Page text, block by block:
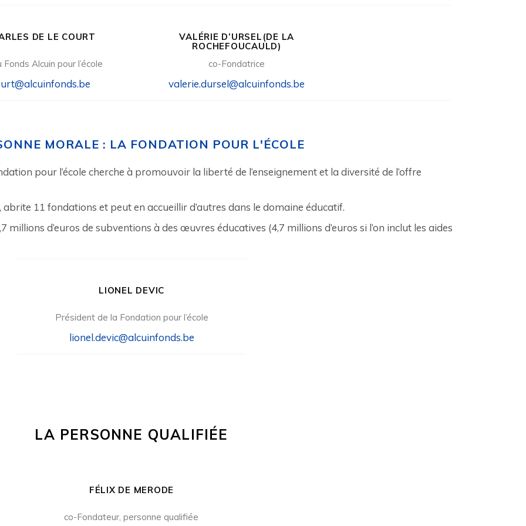
DE LE COURT
Alcuin pour l’école
VALÉRIE D’URSEL(DE LA
ROCHEFOUCAULD)
co-Fondatrice
valerie.dursel@alcuinfonds.be
MORALE : LA FONDATION POUR L'ÉCOLE
pour l’école cherche à promouvoir la liberté de l’enseignement et la diversité de l’offre
11 fondations et peut en accueillir d’autres dans le domaine éducatif.
millions d’euros de subventions à des œuvres éducatives (4,7 millions d’euros si l’on inclut les aides
LIONEL DEVIC
Président de la Fondation pour l’école
lionel.devic@alcuinfonds.be
LA PERSONNE QUALIFIÉE
FÉLIX DE MERODE
co-Fondateur, personne qualifiée